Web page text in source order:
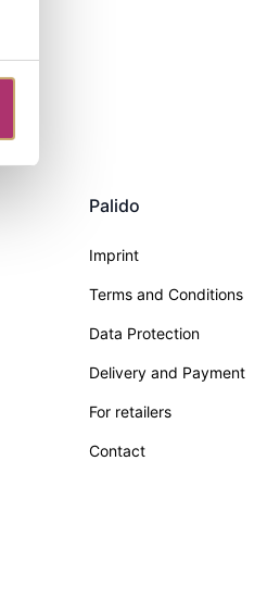
Palido
Imprint
Terms and Conditions
Data Protection
Delivery and Payment
For retailers
Contact